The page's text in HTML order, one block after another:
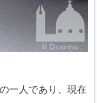
一人であり、現在